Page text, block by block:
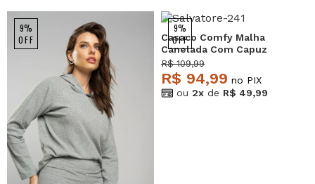
9%
OFF
9%
OFF
Casaco Comfy Malha
Canelada Com Capuz
Verde Salvatore
R$ 109,99
R$ 94,99 no PIX
ou 2x de R$ 49,99